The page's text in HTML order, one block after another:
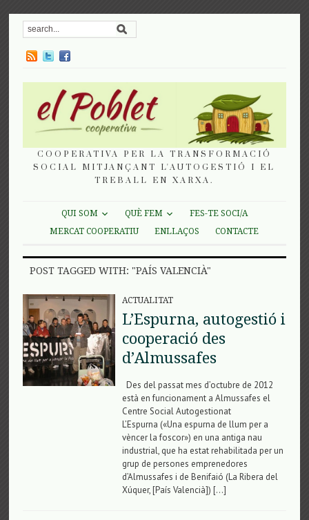
COOPERATIVA PER LA TRANSFORMACIÓ
SOCIAL MITJANÇANT L'AUTOGESTIÓ I EL
TREBALL EN XARXA.
QUI SOM QUÈ FEM
FES-TE SOCI/A
MERCAT COOPERATIU
ENLLAÇOS CONTACTE
POST TAGGED WITH: "PAÍS VALENCIÀ"
ACTUALITAT
L’Espurna, autogestió i
cooperació des
d’Almussafes
Des del passat mes d’octubre de 2012
està en funcionament a Almussafes el
Centre Social Autogestionat
L’Espurna («Una espurna de llum per a
vèncer la foscor») en una antiga nau
industrial, que ha estat rehabilitada per un
grup de persones emprenedores
d’Almussafes i de Benifaió (La Ribera del
Xúquer, [País Valencià]) […]